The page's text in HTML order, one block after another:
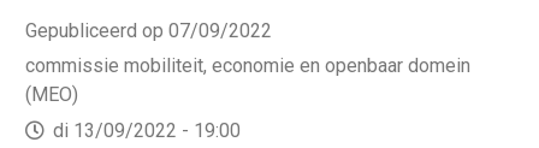
Gepubliceerd op 07/09/2022
commissie mobiliteit, economie en openbaar domein
(MEO)
di 13/09/2022 - 19:00